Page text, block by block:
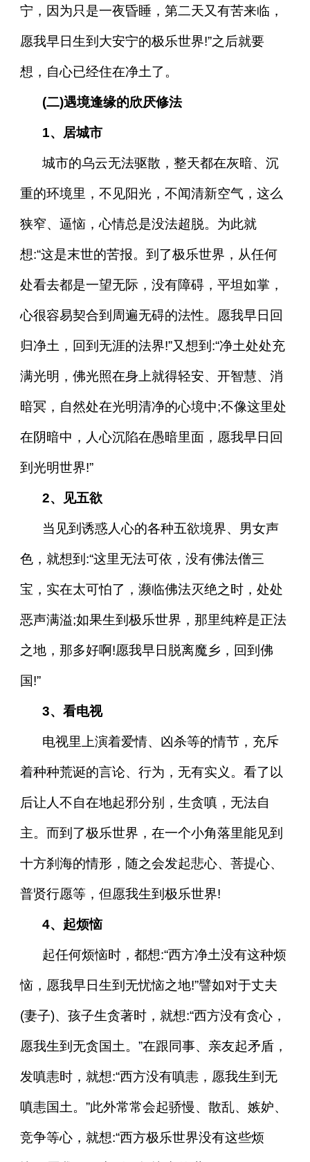
宁，因为只是一夜昏睡，第二天又有苦来临，
愿我早日生到大安宁的极乐世界!”之后就要
想，自心已经住在净土了。
(二)遇境逢缘的欣厌修法
1、居城市
城市的乌云无法驱散，整天都在灰暗、沉
重的环境里，不见阳光，不闻清新空气，这么
狭窄、逼恼，心情总是没法超脱。为此就
想:“这是末世的苦报。到了极乐世界，从任何
处看去都是一望无际，没有障碍，平坦如掌，
心很容易契合到周遍无碍的法性。愿我早日回
归净土，回到无涯的法界!”又想到:“净土处处充
满光明，佛光照在身上就得轻安、开智慧、消
暗冥，自然处在光明清净的心境中;不像这里处
在阴暗中，人心沉陷在愚暗里面，愿我早日回
到光明世界!”
2、见五欲
当见到诱惑人心的各种五欲境界、男女声
色，就想到:“这里无法可依，没有佛法僧三
宝，实在太可怕了，濒临佛法灭绝之时，处处
恶声满溢;如果生到极乐世界，那里纯粹是正法
之地，那多好啊!愿我早日脱离魔乡，回到佛
国!”
3、看电视
电视里上演着爱情、凶杀等的情节，充斥
着种种荒诞的言论、行为，无有实义。看了以
后让人不自在地起邪分别，生贪嗔，无法自
主。而到了极乐世界，在一个小角落里能见到
十方刹海的情形，随之会发起悲心、菩提心、
普贤行愿等，但愿我生到极乐世界!
4、起烦恼
起任何烦恼时，都想:“西方净土没有这种烦
恼，愿我早日生到无忧恼之地!”譬如对于丈夫
(妻子)、孩子生贪著时，就想:“西方没有贪心，
愿我生到无贪国土。”在跟同事、亲友起矛盾，
发嗔恚时，就想:“西方没有嗔恚，愿我生到无
嗔恚国土。”此外常常会起骄慢、散乱、嫉妒、
竞争等心，就想:“西方极乐世界没有这些烦